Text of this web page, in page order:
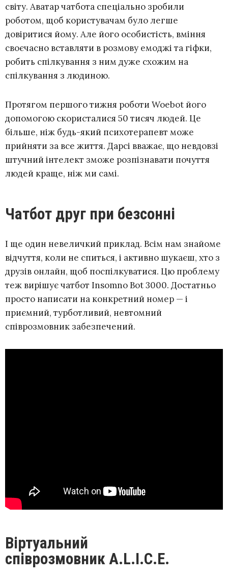
світу. Аватар чатбота спеціально зробили
роботом, щоб користувачам було легше
довіритися йому. Але його особистість, вміння
своєчасно вставляти в розмову емоджі та гіфки,
робить спілкування з ним дуже схожим на
спілкування з людиною.
Протягом першого тижня роботи Woebot його
допомогою скористалися 50 тисяч людей. Це
більше, ніж будь-який психотерапевт може
прийняти за все життя. Дарсі вважає, що невдовзі
штучний інтелект зможе розпізнавати почуття
людей краще, ніж ми самі.
Чатбот друг при безсонні
І ще один невеличкий приклад. Всім нам знайоме
відчуття, коли не спиться, і активно шукаєш, хто з
друзів онлайн, щоб поспілкуватися. Цю проблему
теж вирішує чатбот Insomno Bot 3000. Достатньо
просто написати на конкретний номер — і
приємний, турботливий, невтомний
співрозмовник забезпечений.
Віртуальний
співрозмовник A.L.I.C.E.